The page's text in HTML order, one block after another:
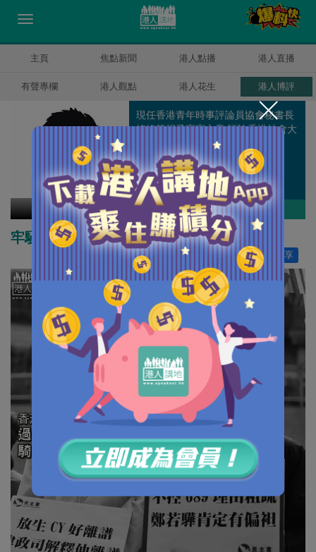
主頁 焦點新聞 港人點播 港人直播
有聲專欄 港人觀點 港人花生 港人博評
羅崑
現任香港青年時事評論員協會秘書長
搖搖筆桿子寫寫文章 評論香港社會大
小事 為建設陣營貢獻力量
作者其他博評
牢騷太盛防腸斷 - 別把UGL政治化
分享
210